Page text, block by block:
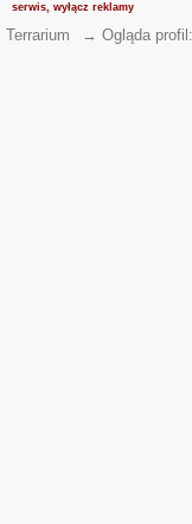
serwis, wyłącz reklamy
Terrarium → Ogląda